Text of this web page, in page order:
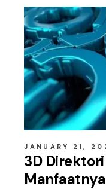
JANUARY 21,
3D
Manfaatnya